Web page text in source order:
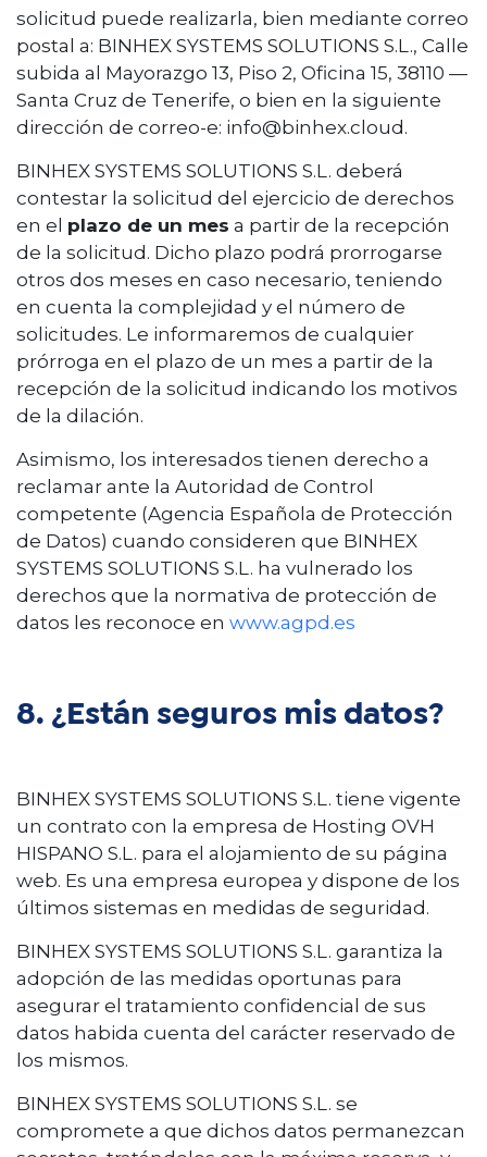
solicitud puede realizarla, bien mediante correo
postal a: BINHEX SYSTEMS SOLUTIONS S.L., Calle
subida al Mayorazgo 13, Piso 2, Oficina 15, 38110 —
Santa Cruz de Tenerife, o bien en la siguiente
dirección de correo-e: info@binhex.cloud.
BINHEX SYSTEMS SOLUTIONS S.L. deberá
contestar la solicitud del ejercicio de derechos
en el plazo de un mes a partir de la recepción
de la solicitud. Dicho plazo podrá prorrogarse
otros dos meses en caso necesario, teniendo
en cuenta la complejidad y el número de
solicitudes. Le informaremos de cualquier
prórroga en el plazo de un mes a partir de la
recepción de la solicitud indicando los motivos
de la dilación.
Asimismo, los interesados tienen derecho a
reclamar ante la Autoridad de Control
competente (Agencia Española de Protección
de Datos) cuando consideren que BINHEX
SYSTEMS SOLUTIONS S.L. ha vulnerado los
derechos que la normativa de protección de
datos les reconoce en www.agpd.es
8. ¿Están seguros mis datos?
BINHEX SYSTEMS SOLUTIONS S.L. tiene vigente
un contrato con la empresa de Hosting OVH
HISPANO S.L. para el alojamiento de su página
web. Es una empresa europea y dispone de los
últimos sistemas en medidas de seguridad.
BINHEX SYSTEMS SOLUTIONS S.L. garantiza la
adopción de las medidas oportunas para
asegurar el tratamiento confidencial de sus
datos habida cuenta del carácter reservado de
los mismos.
BINHEX SYSTEMS SOLUTIONS S.L. se
compromete a que dichos datos permanezcan